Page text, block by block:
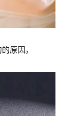
原因。